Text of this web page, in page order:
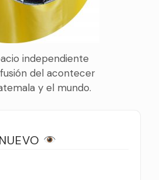
independiente
del acontecer
y el mundo.